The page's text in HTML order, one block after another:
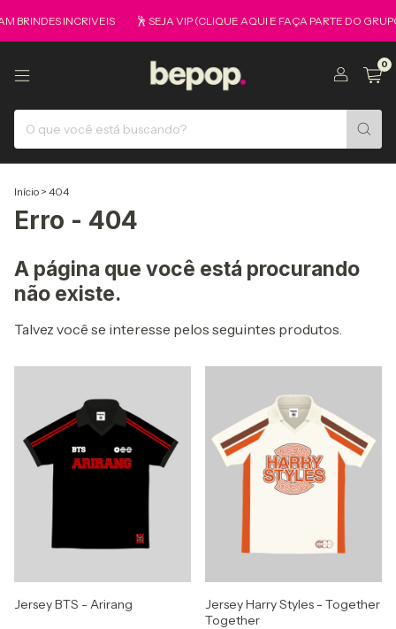
BRINDES INCRIVEIS 🕺 SEJA VIP (CLIQUE AQUI E FAÇA PARTE DO
0
Início > 404
Erro - 404
A página que você está procurando
não existe.
Talvez você se interesse pelos seguintes produtos.
Jersey BTS - Arirang
Jersey Harry Styles - Together
Together